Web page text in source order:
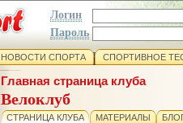
Логин
Пароль
НОВОСТИ СПОРТА СПОРТИВНОЕ
Главная страница клуба
Велоклуб
СТРАНИЦА КЛУБА МАТЕРИАЛЫ